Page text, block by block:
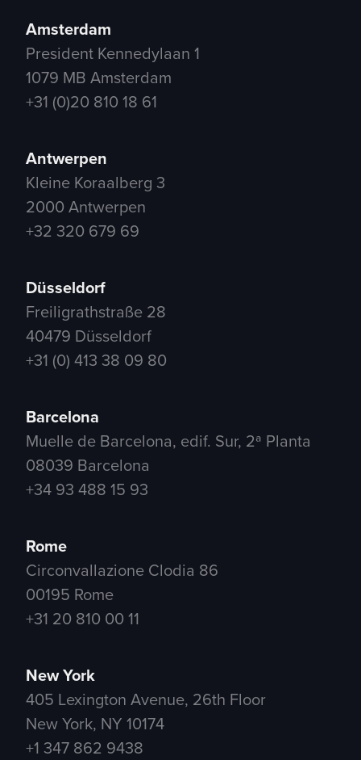
Amsterdam
President Kennedylaan 1
1079 MB Amsterdam
+31 (0)20 810 18 61
Antwerpen
Kleine Koraalberg 3
2000 Antwerpen
+32 320 679 69
Düsseldorf
Freiligrathstraße 28
40479 Düsseldorf
+31 (0) 413 38 09 80
Barcelona
Muelle de Barcelona, edif. Sur, 2ª Planta
08039 Barcelona
+34 93 488 15 93
Rome
Circonvallazione Clodia 86
00195 Rome
+31 20 810 00 11
New York
405 Lexington Avenue, 26th Floor
New York, NY 10174
+1 347 862 9438